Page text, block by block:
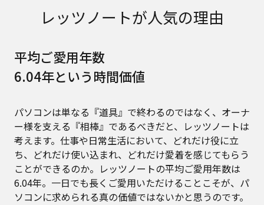
レッツノートが人気の理由
平均ご愛用年数
6.04年という時間価値
パソコンは単なる『道具』で終わるのではなく、オーナ
ー様を支える『相棒』であるべきだと、レッツノートは
考えます。仕事や日常生活において、どれだけ役に立
ち、どれだけ使い込まれ、どれだけ愛着を感じてもらう
ことができるのか。レッツノートの平均ご愛用年数は
6.04年。一日でも長くご愛用いただけることこそが、パ
ソコンに求められる真の価値ではないかと思うのです。